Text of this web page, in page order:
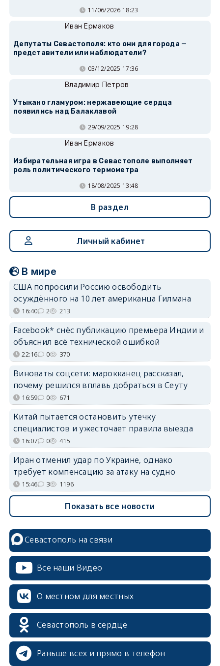
11/06/2026 18:23
Иван Ермаков
Депутаты Севастополя: кто они для города —
представители или наблюдатели?
03/12/2025 17:36
Владимир Петров
Утыкано гламуром: нержавеющие сердца
появились над Балаклавой
29/09/2025 19:28
Иван Ермаков
Избирательная игра в Севастополе выполняет
роль политического термометра
18/08/2025 13:48
В раздел
Личный кабинет
В мире
США попросили Россию освободить
осуждённого на 10 лет американца Гилмана
16:40 2 213
Facebook* снёс публикацию премьера Индии и
объяснил всё технической ошибкой
22:16 0 370
Виноваты соцсети: марокканец рассказал,
почему решился вплавь добраться в Сеуту
16:59 0 671
Китай пытается остановить утечку
специалистов и ужесточает правила выезда
16:07 0 415
Иран отменил удар по Украине, однако
требует компенсацию за атаку на судно
15:46 3 1196
Показать все новости
Севастополь на связи
Все наши Видео
О местном для местных
Севастополь в сердце
Раньше всех и прямо в телефон